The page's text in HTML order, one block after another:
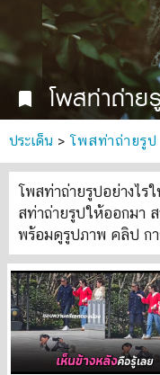
bookmark โพสท่าถ่าย
ประเด็น > โพสท่าถ่ายรูป
โพสท่าถ่ายรูปอย่างไร
สท่าถ่ายรูปให้ออกมา
พร้อมดูรูปภาพ คลิป ก